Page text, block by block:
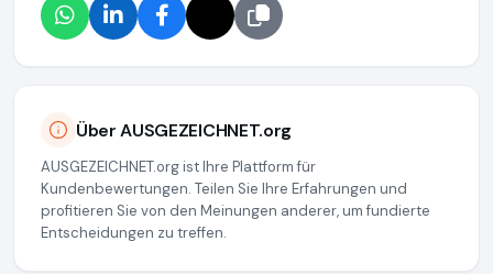
Über AUSGEZEICHNET.org
AUSGEZEICHNET.org ist Ihre Plattform für
Kundenbewertungen. Teilen Sie Ihre Erfahrungen und
profitieren Sie von den Meinungen anderer, um fundierte
Entscheidungen zu treffen.